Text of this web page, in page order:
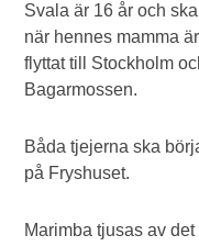
Svala är 16 år och
när hennes mamma
flyttat till Stockholm
Bagarmossen.
Båda tjejerna ska
på Fryshuset.
Marimba tjusas av